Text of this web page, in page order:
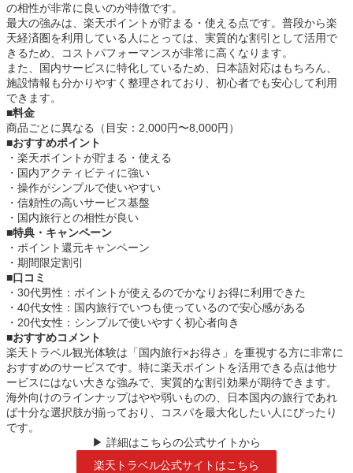
の相性が非常に良いのが特徴です。
最大の強みは、楽天ポイントが貯まる・使える点です。普段から楽
天経済圏を利用している人にとっては、実質的な割引として活用で
きるため、コストパフォーマンスが非常に高くなります。
また、国内サービスに特化しているため、日本語対応はもちろん、
施設情報も分かりやすく整理されており、初心者でも安心して利用
できます。
■料金
商品ごとに異なる（目安：2,000円〜8,000円）
■おすすめポイント
・楽天ポイントが貯まる・使える
・国内アクティビティに強い
・操作がシンプルで使いやすい
・信頼性の高いサービス基盤
・国内旅行との相性が良い
■特典・キャンペーン
・ポイント還元キャンペーン
・期間限定割引
■口コミ
・30代男性：ポイントが使えるのでかなりお得に利用できた
・40代女性：国内旅行でいつも使っているので安心感がある
・20代女性：シンプルで使いやすく初心者向き
■おすすめコメント
楽天トラベル観光体験は「国内旅行×お得さ」を重視する方に非常に
おすすめのサービスです。特に楽天ポイントを活用できる点は他サ
ービスにはない大きな強みで、実質的な割引効果が期待できます。
海外向けのラインナップはやや弱いものの、日本国内の旅行であれ
ば十分な選択肢が揃っており、コスパを最大化したい人にぴったり
です。
▶ 詳細はこちらの公式サイトから
楽天トラベル公式サイトはこちら